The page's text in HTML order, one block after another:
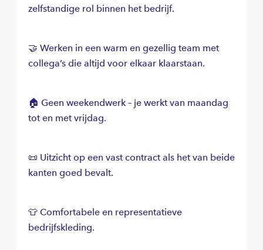
zelfstandige rol binnen het bedrijf.
🤝 Werken in een warm en gezellig team met
collega’s die altijd voor elkaar klaarstaan.
🏠 Geen weekendwerk – je werkt van maandag
tot en met vrijdag.
📜 Uitzicht op een vast contract als het van beide
kanten goed bevalt.
👕 Comfortabele en representatieve
bedrijfskleding.